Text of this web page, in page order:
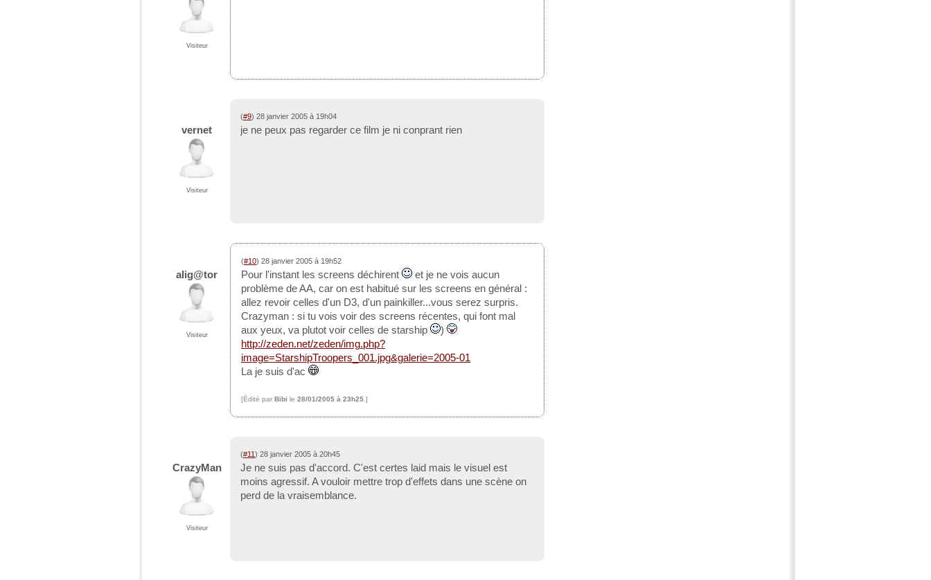
Visiteur
vernet
Visiteur
(#9) 28 janvier 2005 à 19h04
je ne peux pas regarder ce film je ni conprant rien
alig@tor
Visiteur
(#10) 28 janvier 2005 à 19h52
Pour l'instant les screens déchirent
et je ne vois aucun
problème de AA, car on est habitué sur les screens en général :
allez revoir celles d'un D3, d'un painkiller...vous serez surpris.
Crazyman : si tu vois voir des screens récentes, qui font mal
aux yeux, va plutot voir celles de starship
)
http://zeden.net/zeden/img.php?
image=StarshipTroopers_001.jpg&galerie=2005-01
La je suis d'ac
[Édité par Bibi le 28/01/2005 à 23h25 .]
CrazyMan
Visiteur
(#11) 28 janvier 2005 à 20h45
Je ne suis pas d'accord. C'est certes laid mais le visuel est
moins agressif. A vouloir mettre trop d'effets dans une scène on
perd de la vraisemblance.